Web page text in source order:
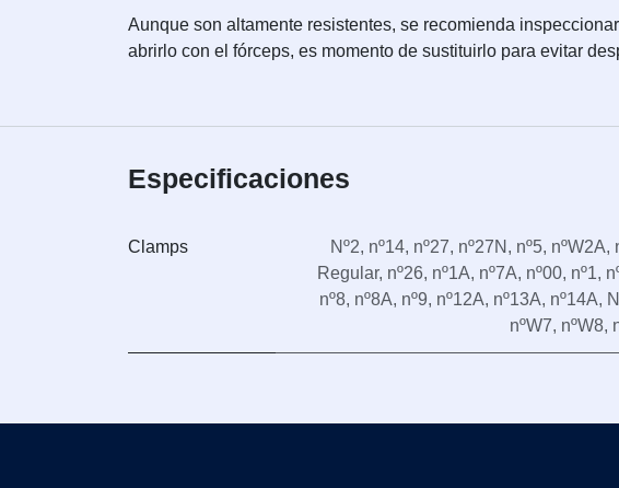
Aunque son altamente resistentes, se recomienda
abrirlo con el fórceps, es momento de sustituirlo para evitar
Especificaciones
Clamps Nº2, nº14, nº27, nº27N , nº5, nºW2A,
Regular, nº26, nº1A, nº7A, nº00, nº1,
nº8, nº8A, nº9, nº12A, nº13A, nº14A,
nºW7, nºW8,